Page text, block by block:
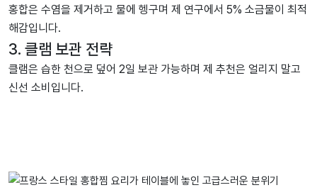
홍합은 수염을 제거하고 물에 헹구며 제 연구에서 5% 소금물이 최적
해감입니다.
3. 클램 보관 전략
클램은 습한 천으로 덮어 2일 보관 가능하며 제 추천은 얼리지 말고
신선 소비입니다.